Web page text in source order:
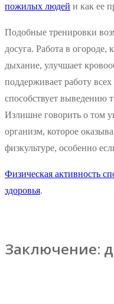
пожилых людей и как ее
Подобные тренировки
досуга. Работа в огороде,
дыхание, улучшает
поддерживает работу
способствует выведению
Излишне говорить о том
организм, которое
физкультуре, особенно
Физическая активность
здоровья.
Заключение: